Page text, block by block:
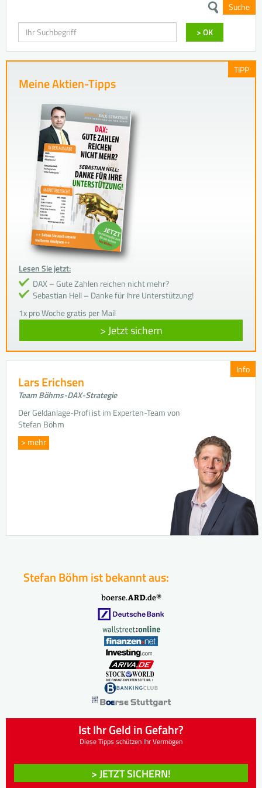
Suche
Suchen
> OK
TIPP
Meine Aktien-Tipps
Lesen Sie jetzt:
DAX – Gute Zahlen reichen nicht mehr?
Sebastian Hell – Danke für Ihre Unterstützung!
1x pro Woche gratis per Mail
> Jetzt sichern
Info
Lars Erichsen
Team Böhms-DAX-Strategie
Der Geldanlage-Profi ist im Experten-Team von
Stefan Böhm
> mehr
Stefan Böhm ist bekannt aus:
Ist Ihr Geld in Gefahr?
Diese Tipps schützen Ihr Vermögen
> JETZT SICHERN!